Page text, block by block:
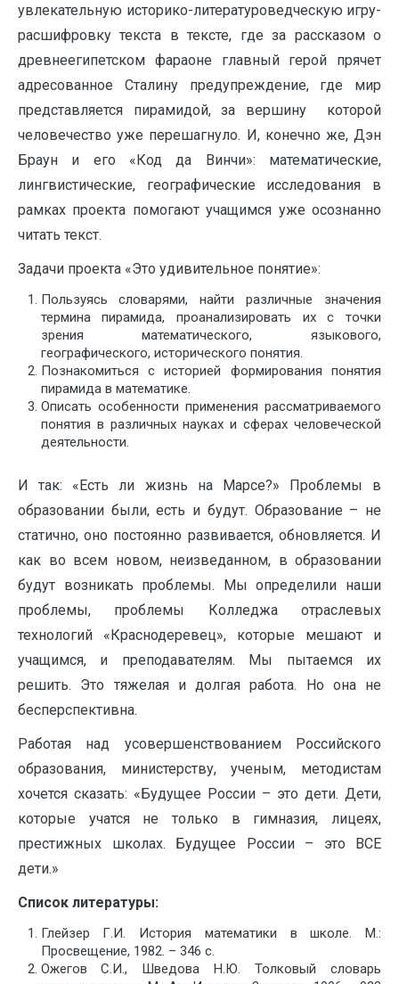
увлекательную историко-литературоведческую игру-
расшифровку текста в тексте, где за рассказом о
древнеегипетском фараоне главный герой прячет
адресованное Сталину предупреждение, где мир
представляется пирамидой, за вершину которой
человечество уже перешагнуло. И, конечно же, Дэн
Браун и его «Код да Винчи»: математические,
лингвистические, географические исследования в
рамках проекта помогают учащимся уже осознанно
читать текст.
Задачи проекта «Это удивительное понятие»:
Пользуясь словарями, найти различные значения
термина пирамида, проанализировать их с точки
зрения математического, языкового,
географического, исторического понятия.
Познакомиться с историей формирования понятия
пирамида в математике.
Описать особенности применения рассматриваемого
понятия в различных науках и сферах человеческой
деятельности.
И так: «Есть ли жизнь на Марсе?» Проблемы в
образовании были, есть и будут. Образование – не
статично, оно постоянно развивается, обновляется. И
как во всем новом, неизведанном, в образовании
будут возникать проблемы. Мы определили наши
проблемы, проблемы Колледжа отраслевых
технологий «Краснодеревец», которые мешают и
учащимся, и преподавателям. Мы пытаемся их
решить. Это тяжелая и долгая работа. Но она не
бесперспективна.
Работая над усовершенствованием Российского
образования, министерству, ученым, методистам
хочется сказать: «Будущее России – это дети. Дети,
которые учатся не только в гимназия, лицеях,
престижных школах. Будущее России – это ВСЕ
дети.»
Список литературы:
Глейзер Г.И. История математики в школе. М.:
Просвещение, 1982. – 346 с.
Ожегов С.И., Шведова Н.Ю. Толковый словарь